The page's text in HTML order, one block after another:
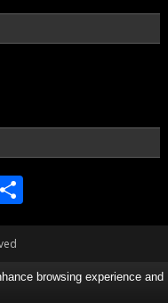
browsing experience and